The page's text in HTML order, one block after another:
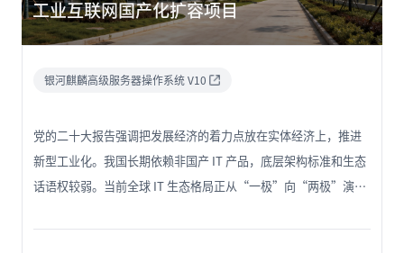
工业互联网国产化扩容项目
银河麒麟高级服务器操作系统 V10
党的二十大报告强调把发展经济的着力点放在实体经济上，推进
新型工业化。我国长期依赖非国产 IT 产品，底层架构标准和生态
话语权较弱。当前全球 IT 生态格局正从“一极”向“两极”演